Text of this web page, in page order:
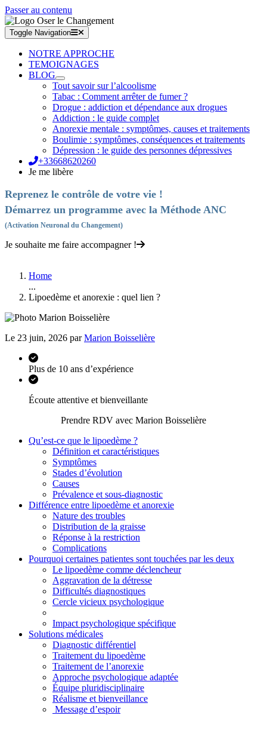
Passer au contenu
Toggle Navigation
NOTRE APPROCHE
TEMOIGNAGES
BLOG
Tout savoir sur l’alcoolisme
Tabac : Comment arrêter de fumer ?
Drogue : addiction et dépendance aux drogues
Addiction : le guide complet
Anorexie mentale : symptômes, causes et traitements
Boulimie : symptômes, conséquences et traitements
Dépression : le guide des personnes dépressives
+33668620260
Je me libère
Reprenez le contrôle de votre vie !
Démarrez un programme avec la Méthode ANC
(Activation Neuronal du Changement)
Je souhaite me faire accompagner !
Home
...
Lipoedème et anorexie : quel lien ?
Le 23 juin, 2026 parMarion Boisselière
Plus de 10 ans d’expérience
Écoute attentive et bienveillante
Prendre RDV avec Marion Boisselière
Qu’est-ce que le lipoedème ?
Définition et caractéristiques
Symptômes
Stades d’évolution
Causes
Prévalence et sous-diagnostic
Différence entre lipoedème et anorexie
Nature des troubles
Distribution de la graisse
Réponse à la restriction
Complications
Pourquoi certaines patientes sont touchées par les deux
Le lipoedème comme déclencheur
Aggravation de la détresse
Difficultés diagnostiques
Cercle vicieux psychologique
Impact psychologique spécifique
Solutions médicales
Diagnostic différentiel
Traitement du lipoedème
Traitement de l’anorexie
Approche psychologique adaptée
Équipe pluridisciplinaire
Réalisme et bienveillance
Message d’espoir